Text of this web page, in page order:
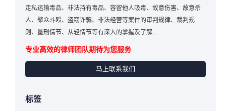
走私运输毒品、非法持有毒品、容留他人吸毒、故意伤害、故意杀
人、聚众斗殴、盗窃诈骗、非法经营等案件的审判规律、裁判规
则、量刑情节、从轻情节等有深入的掌握及了解...
专业高效的律师团队期待为您服务
马上联系我们
标签